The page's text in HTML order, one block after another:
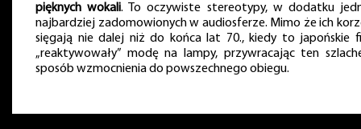
pięknych wokali. To oczywiste stereotypy, w dodatku
najbardziej zadomowionych w audiosferze. Mimo że ich
sięgają nie dalej niż do końca lat 70., kiedy to japońskie
„reaktywowały” modę na lampy, przywracając ten
sposób wzmocnienia do powszechnego obiegu.